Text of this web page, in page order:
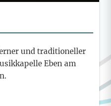
und traditioneller
Eben am